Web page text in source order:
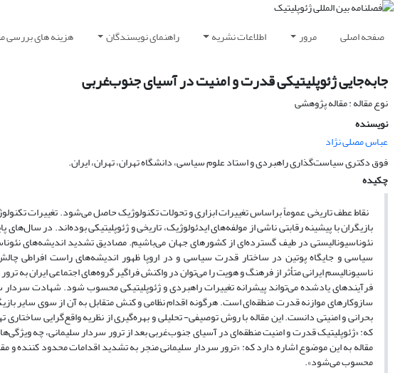
صفحه اصلی مرور اطلاعات نشریه راهنمای نویسندگان هزینه های بررسی
جابه‌جایی ژئوپلیتیکی قدرت و امنیت در آسیای جنوب‌غربی
نوع مقاله : مقاله پژوهشی
نویسنده
عباس مصلی نژاد
فوق دکتری سیاست‌گذاری راهبردی و استاد علوم سیاسی، دانشگاه تهران، تهران، ایران.
چکیده
نقاط عطف تاریخی عموماً براساس تغییرات ابزاری و تحولات تکنولوژیک حاصل می‌شود. تغییرات
نئوناسیونالیستی در طیف گسترده‌ای از کشورهای جهان می‌باشیم. مصادیق تشدید اندیشه‌های
سیاسی و جایگاه پوتین در ساختار قدرت سیاسی و در اروپا ظهور اندیشه‌های راست افراطی
ناسیونالیسم ایرانی متأثر از فرهنگ و هویت را می‌توان در واکنش فراگیر گروه‌های اجتماعی ایران
فرآیندهای یادشده می‌تواند پیشرانه تغییرات راهبردی و ژئوپلیتیکی محسوب شود. شهادت سردار
سازوکارهای موازنه قدرت منطقه‌ای است. هرگونه اقدام نظامی و کنش متقابل به آن از سوی سایر
بحرانی و امنیتی دانست. این مقاله با روش توصیفی- تحلیلی و بهره‌گیری از نظریه واقع‌گرایی
که: «ژئوپلیتیک قدرت و امنیت منطقه‌ای در آسیای جنوب‌غربی بعد از ترور سردار سلیمانی، چه
مقاله به این موضوع اشاره دارد که: «ترور سردار سلیمانی منجر به تشدید اقدامات محدود کننده و
محسوب می‌شود».